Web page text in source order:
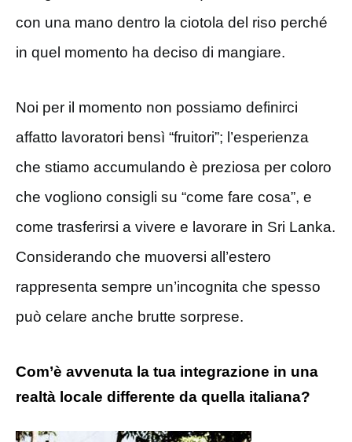
con una mano dentro la ciotola del riso perché
in quel momento ha deciso di mangiare.
Noi per il momento non possiamo definirci
affatto lavoratori bensì “fruitori”; l’esperienza
che stiamo accumulando è preziosa per coloro
che vogliono consigli su “come fare cosa”, e
come trasferirsi a vivere e lavorare in Sri Lanka.
Considerando che muoversi all’estero
rappresenta sempre un’incognita che spesso
può celare anche brutte sorprese.
Com’è avvenuta la tua integrazione in una
realtà locale differente da quella italiana?